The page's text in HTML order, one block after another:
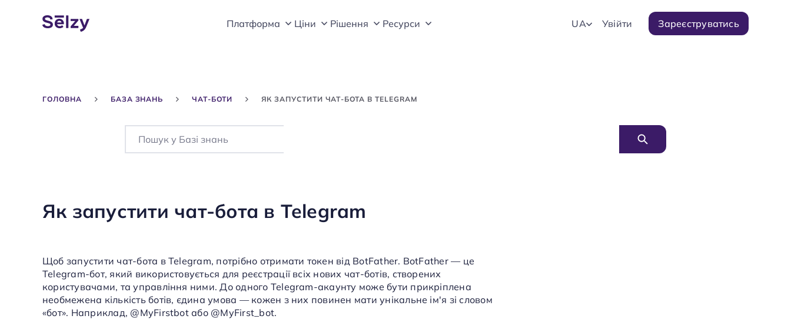
Платформа Цiни Рішення Ресурси UA Увійти Зареєструватись
ГОЛОВНА БАЗА ЗНАНЬ ЧАТ-БОТИ ЯК ЗАПУСТИТИ ЧАТ-БОТА В TELEGRAM
Як запустити чат-бота в Telegram
Щоб запустити чат-бота в Telegram, потрібно отримати токен від BotFather. BotFather — це
Telegram-бот, який використовується для реєстрації всіх нових чат-ботів, створених
користувачами, та управління ними. До одного Telegram-акаунту може бути прикріплена
необмежена кількість ботів, єдина умова — кожен з них повинен мати унікальне ім'я зі словом
«бот». Наприклад, @MyFirstbot або @MyFirst_bot.